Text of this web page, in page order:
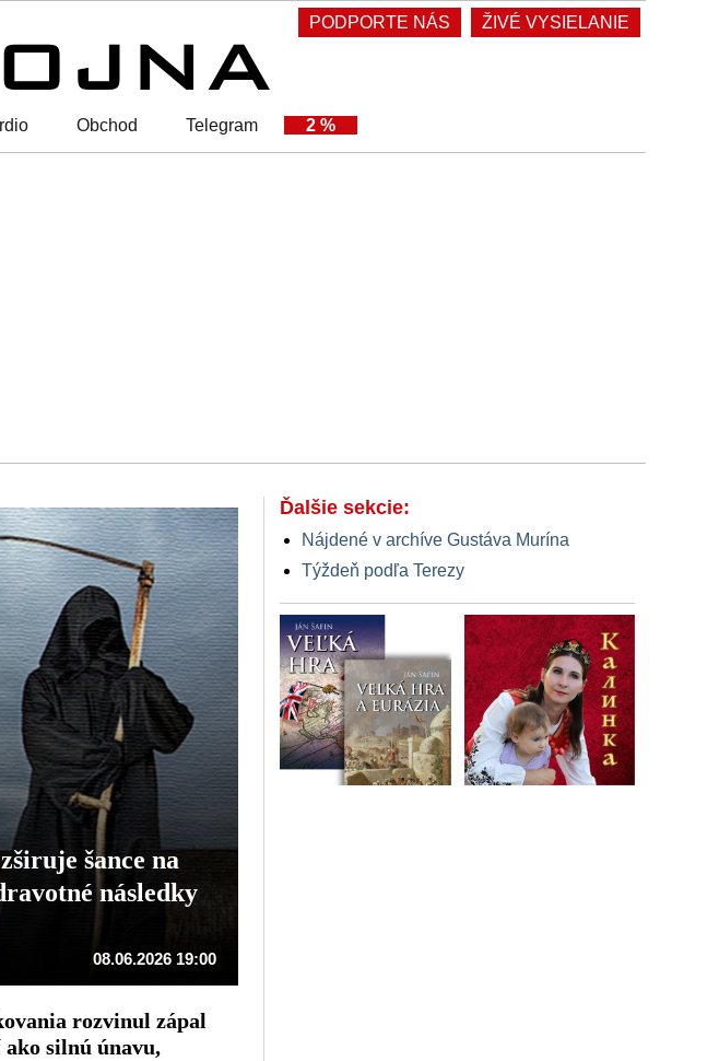
PODPORTE NÁS ŽIVÉ VYSIELANIE
Obchod Telegram 2 %
šance na
následky
08.06.2026 19:00
rozvinul zápal
silnú únavu,
Ďalšie sekcie:
Nájdené v archíve Gustáva Murína
Týždeň podľa Terezy